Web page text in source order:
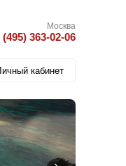
Москва
(495) 363-02-06
кабинет